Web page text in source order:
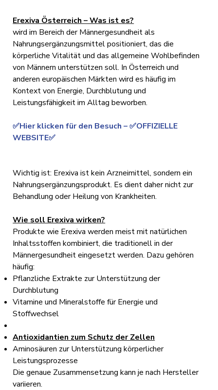
Erexiva Österreich – Was ist es?
wird im Bereich der Männergesundheit als
Nahrungsergänzungsmittel positioniert, das die
körperliche Vitalität und das allgemeine Wohlbefinden
von Männern unterstützen soll. In Österreich und
anderen europäischen Märkten wird es häufig im
Kontext von Energie, Durchblutung und
Leistungsfähigkeit im Alltag beworben.
✅Hier klicken für den Besuch – ✅OFFIZIELLE
WEBSITE✅
Wichtig ist: Erexiva ist kein Arzneimittel, sondern ein
Nahrungsergänzungsprodukt. Es dient daher nicht zur
Behandlung oder Heilung von Krankheiten.
Wie soll Erexiva wirken?
Produkte wie Erexiva werden meist mit natürlichen
Inhaltsstoffen kombiniert, die traditionell in der
Männergesundheit eingesetzt werden. Dazu gehören
häufig:
Pflanzliche Extrakte zur Unterstützung der
Durchblutung
Vitamine und Mineralstoffe für Energie und
Stoffwechsel
Antioxidantien zum Schutz der Zellen
Aminosäuren zur Unterstützung körperlicher
Leistungsprozesse
Die genaue Zusammensetzung kann je nach Hersteller
variieren.